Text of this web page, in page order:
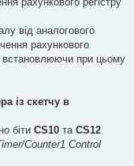
від аналогового
рахункового
встановлюючи при цьому
із скетчу в
біти CS10 та CS12
Counter1 Control